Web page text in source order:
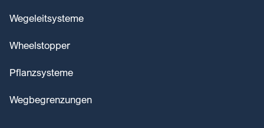
Wegeleitsysteme
Wheelstopper
Pflanzsysteme
Wegbegrenzungen